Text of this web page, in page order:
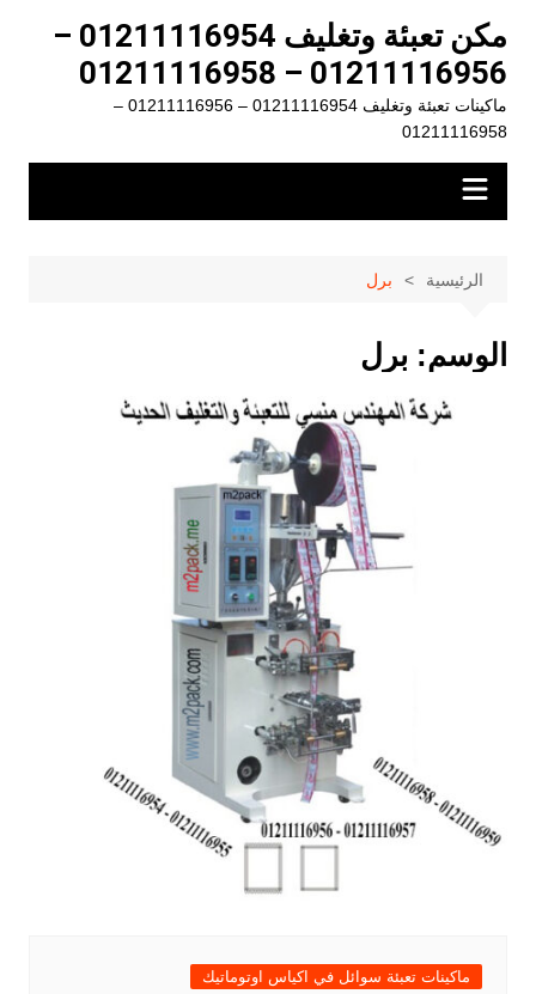
المحتوى
مكن تعبئة وتغليف 01211116954 –
01211116956 – 01211116958
ماكينات تعبئة وتغليف 01211116954 – 01211116956 –
01211116958
الرئيسية برل
الوسم: برل
ماكينات تعبئة سوائل في اكياس اوتوماتيك